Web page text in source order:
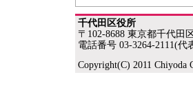
千代田区役所
〒102-8688 東京都千代田
電話番号 03-3264-2111(代
Copyright(C) 2011 Chiyoda